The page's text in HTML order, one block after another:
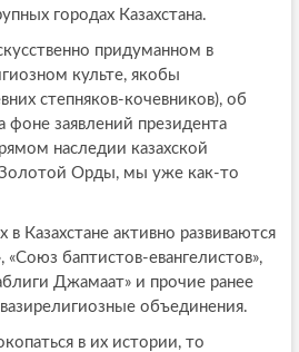
городах Казахстана.
придуманном в
культе, якобы
степняков-кочевников), об
заявлений президента
наследии казахской
Золотой Орды, мы уже как-то
Казахстане активно развиваются
«Союз баптистов-евангелистов»,
Джамаат» и прочие ранее
объединения.
в их истории, то